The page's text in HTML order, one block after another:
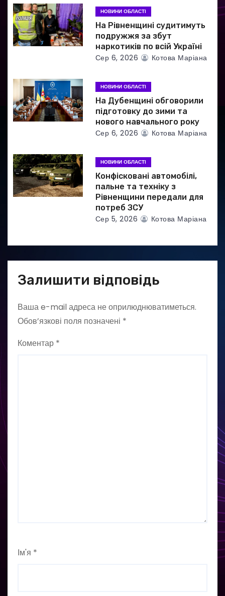
и
с
і
в
НОВИНИ ОБЛАСТІ
На Рівненщині судитимуть
подружжя за збут
наркотиків по всій Україні
Сер 6, 2026 Котова Маріана
НОВИНИ ОБЛАСТІ
На Дубенщині обговорили
підготовку до зими та
нового навчального року
Сер 6, 2026 Котова Маріана
НОВИНИ ОБЛАСТІ
Конфісковані автомобілі,
пальне та техніку з
Рівненщини передали для
потреб ЗСУ
Сер 5, 2026 Котова Маріана
Залишити відповідь
Ваша e-mail адреса не оприлюднюватиметься.
Обов’язкові поля позначені *
Коментар *
Ім'я *